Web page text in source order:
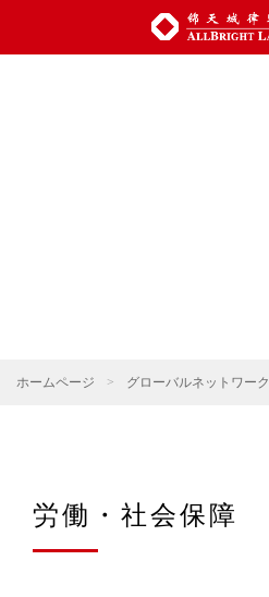
ホームページ > グローバルネットワーク
労働・社会保障